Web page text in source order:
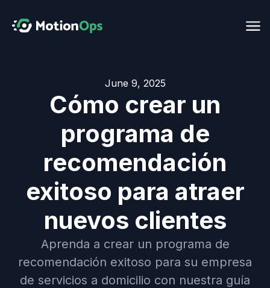
June 9, 2025
Cómo crear un
programa de
recomendación
exitoso para atraer
nuevos clientes
Aprenda a crear un programa de
recomendación exitoso para su empresa
de servicios a domicilio con nuestra guía